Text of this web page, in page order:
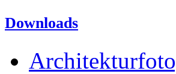
Downloads